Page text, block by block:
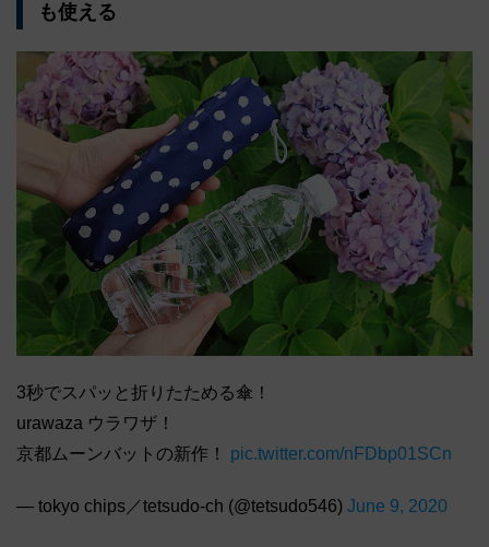
も使える
3秒でスパッと折りたためる傘！
urawaza ウラワザ！
京都ムーンバットの新作！ pic.twitter.com/nFDbp01SCn
— tokyo chips／tetsudo-ch (@tetsudo546) June 9, 2020